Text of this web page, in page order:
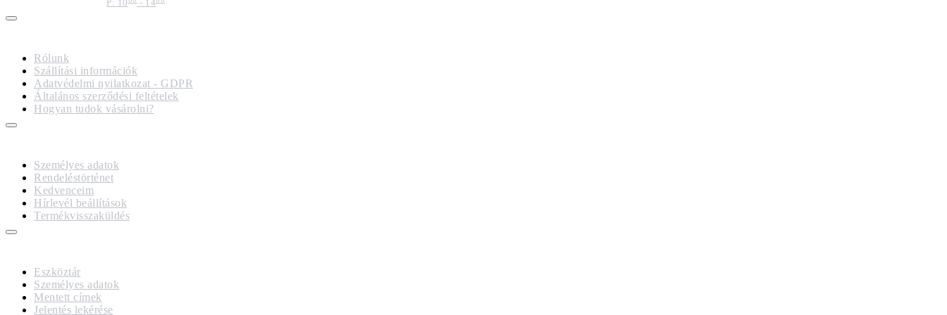
P: 10 - 14
Rólunk
Szállítási információk
Adatvédelmi nyilatkozat - GDPR
Általános szerződési feltételek
Hogyan tudok vásárolni?
Személyes adatok
Rendeléstörténet
Kedvenceim
Hírlevél beállítások
Termékvisszaküldés
Eszköztár
Személyes adatok
Mentett címek
Jelentés lekérése